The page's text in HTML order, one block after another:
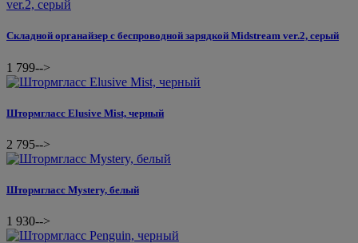
Складной органайзер с беспроводной зарядкой Midstream ver.2, серый
1 799-->
Штормгласс Elusive Mist, черный
2 795-->
Штормгласс Mystery, белый
1 930-->